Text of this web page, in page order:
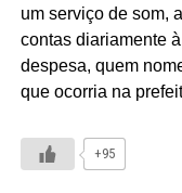
um serviço de som,
contas diariamente
despesa, quem
que ocorria na
+95